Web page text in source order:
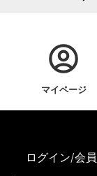
マイページ
ログイン/会